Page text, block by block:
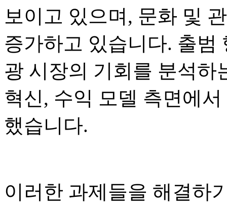
보이고 있으며, 문화 및
증가하고 있습니다. 출범
광 시장의 기회를 분석하
혁신, 수익 모델 측면에
했습니다.
이러한 과제들을 해결하